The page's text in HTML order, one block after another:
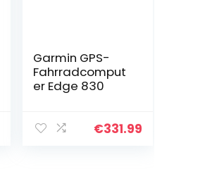
Garmin GPS-
Fahrradcomput
er Edge 830
€331.99